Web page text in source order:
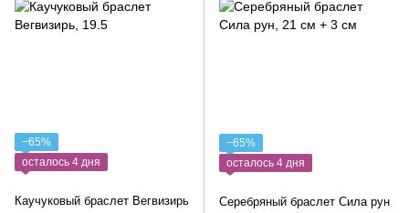
−65%
осталось 4 дня
Каучуковый браслет Вегвизирь
−65%
осталось 4 дня
Серебряный браслет Сила рун